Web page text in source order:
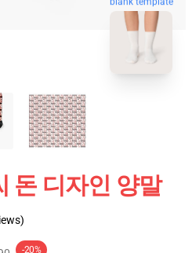
blank template
돈 디자인 양말
-20%